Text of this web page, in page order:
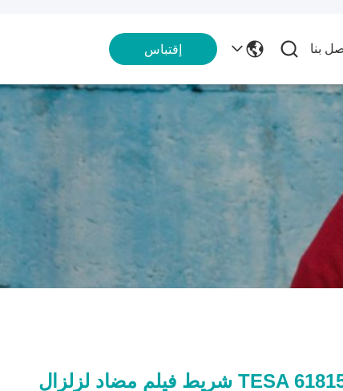
بنا إقتباس
TESA 61815 300μm شريط فيلم مضاد لزلزال